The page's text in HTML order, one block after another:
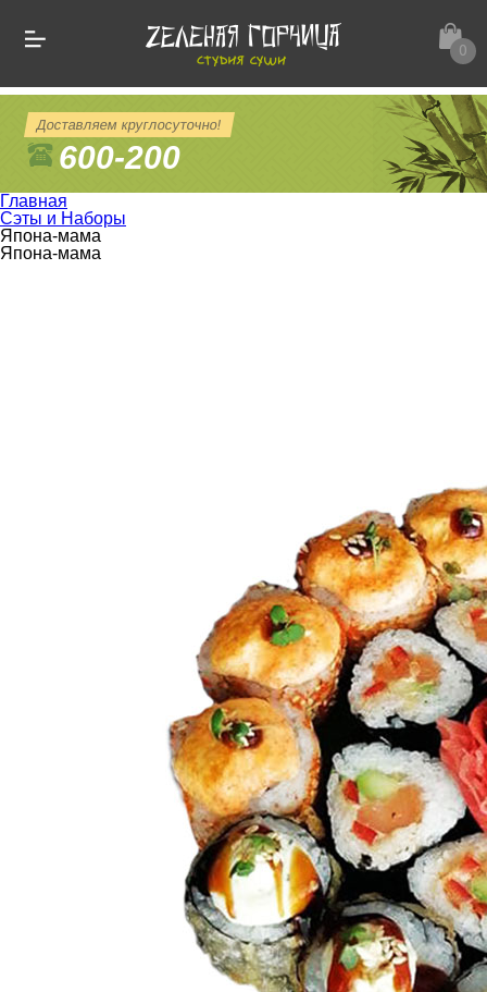
0
Доставляем круглосуточно!
600-200
Главная
Сэты и Наборы
Япона-мама
Япона-мама